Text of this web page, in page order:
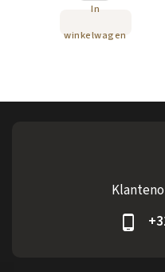
In
winkelwagen